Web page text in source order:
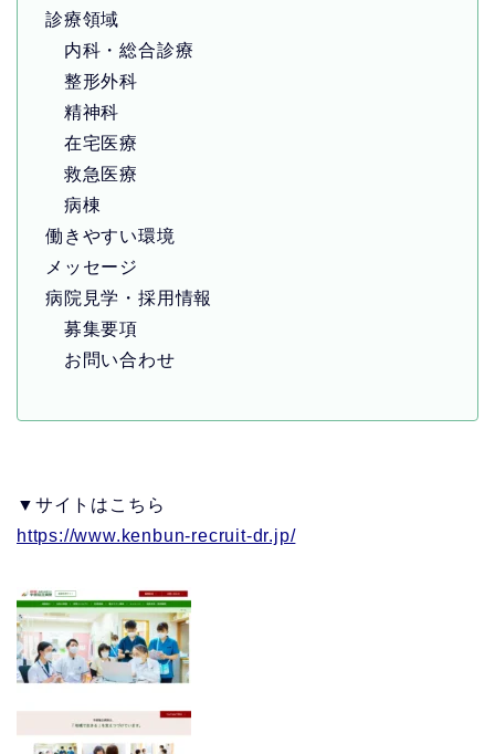
診療領域
内科・総合診療
整形外科
精神科
在宅医療
救急医療
病棟
働きやすい環境
メッセージ
病院見学・採用情報
募集要項
お問い合わせ
▼サイトはこちら
https://www.kenbun-recruit-dr.jp/